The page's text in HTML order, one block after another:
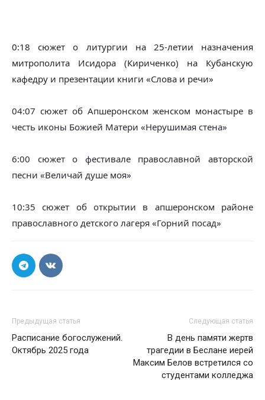
0:18 сюжет о литургии на 25-летии назначения
митрополита Исидора (Кириченко) на Кубанскую
кафедру и презентации книги «Слова и речи»
04:07 сюжет об Апшеронском женском монастыре в
честь иконы Божией Матери «Нерушимая стена»
6:00 сюжет о фестивале православной авторской
песни «Величай душе моя»
10:35 сюжет об открытии в апшеронском районе
православного детского лагеря «Горний посад»
Предыдущая статья
Расписание богослужений.
Октябрь 2025 года
Следующая статья
В день памяти жертв
трагедии в Беслане иерей
Максим Белов встретился со
студентами колледжа